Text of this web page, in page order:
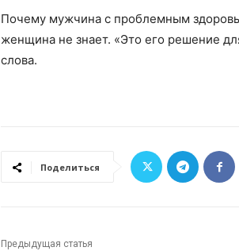
Почему мужчина с проблемным
женщина не знает. «Это его решение
слова.
Поделиться
Предыдущая статья